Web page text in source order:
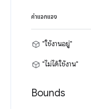
ค่าแจกแจง
"ใช้งานอยู่"
"ไม่ได้ใช้งาน"
Bounds